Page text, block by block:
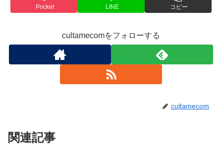
Pocket LINE コピー
cultamecomをフォローする
cultamecom
関連記事